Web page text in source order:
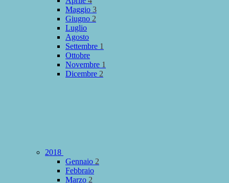
Maggio 3
Giugno 2
Luglio
Agosto
Settembre 1
Ottobre
Novembre 1
Dicembre 2
2018
Gennaio 2
Febbraio
Marzo 2